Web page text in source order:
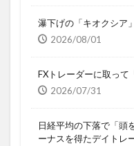
瀑下げの「キオクシア
2026/08/01
FXトレーダーに取って
2026/07/31
日経平均の下落で「頭
ーナスを得たデイトレ